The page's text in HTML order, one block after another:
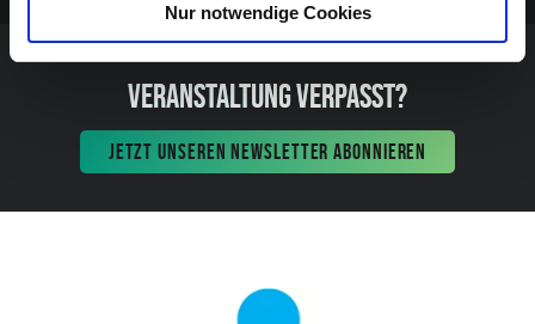
Nur notwendige Cookies
VERANSTALTUNG VERPASST?
JETZT UNSEREN NEWSLETTER ABONNIEREN